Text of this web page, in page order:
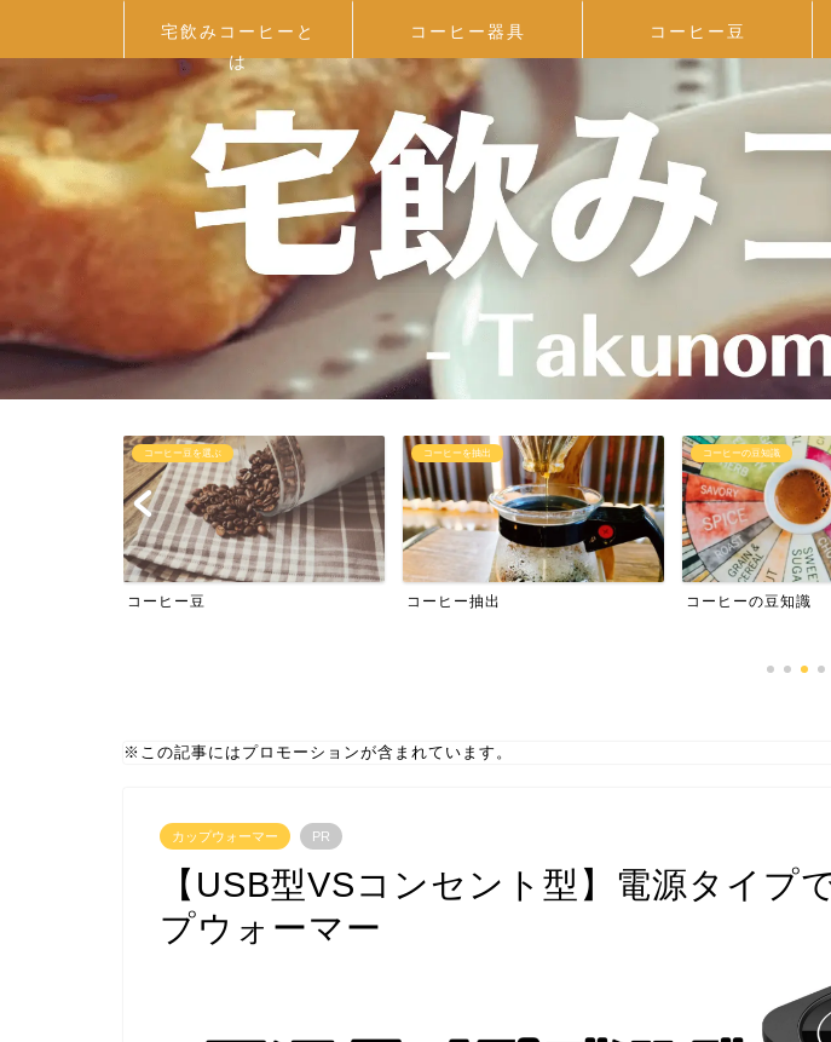
宅飲みコーヒーと
は
コーヒー器具 コーヒー豆
コーヒー豆を選ぶ
コーヒー豆
コーヒーを抽出
コーヒー抽出
コーヒーの豆知識
コーヒーの豆知識
※この記事にはプロモーションが含まれています。
カップウォーマー PR
【USB型VSコンセント型】電源タイプ
プウォーマー